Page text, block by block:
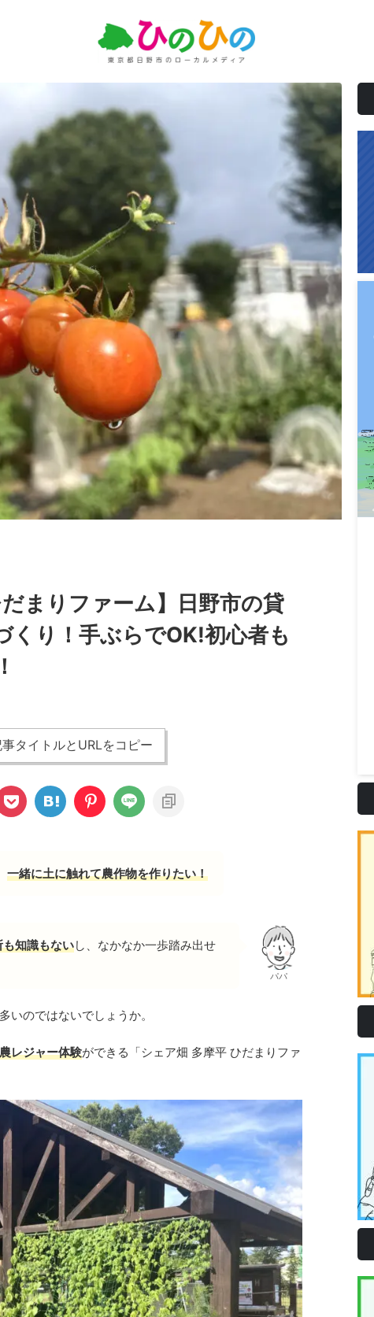
まりファーム】日野市の貸
くり！手ぶらでOK!初心者も
タイトルとURLをコピー
一緒に土に触れて農作物を作りたい！
知識もないし、なかなか一歩踏み出せ
パパ
いのではないでしょうか。
レジャー体験ができる「シェア畑 多摩平 ひだまりファ